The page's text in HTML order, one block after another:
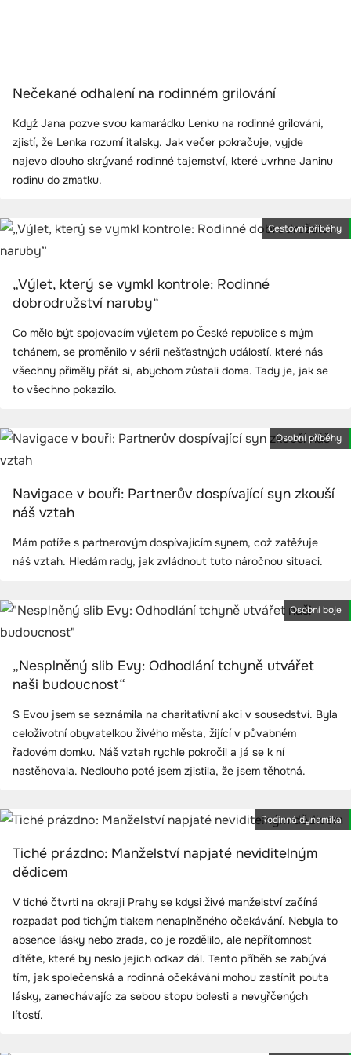
Nečekané odhalení na rodinném grilování
Když Jana pozve svou kamarádku Lenku na rodinné grilování,
zjistí, že Lenka rozumí italsky. Jak večer pokračuje, vyjde
najevo dlouho skrývané rodinné tajemství, které uvrhne Janinu
rodinu do zmatku.
Cestovní příběhy
„Výlet, který se vymkl kontrole: Rodinné
dobrodružství naruby“
Co mělo být spojovacím výletem po České republice s mým
tchánem, se proměnilo v sérii nešťastných událostí, které nás
všechny přiměly přát si, abychom zůstali doma. Tady je, jak se
to všechno pokazilo.
Osobní příběhy
Navigace v bouři: Partnerův dospívající syn zkouší
náš vztah
Mám potíže s partnerovým dospívajícím synem, což zatěžuje
náš vztah. Hledám rady, jak zvládnout tuto náročnou situaci.
Osobní boje
„Nesplněný slib Evy: Odhodlání tchyně utvářet
naši budoucnost“
S Evou jsem se seznámila na charitativní akci v sousedství. Byla
celoživotní obyvatelkou živého města, žijící v půvabném
řadovém domku. Náš vztah rychle pokročil a já se k ní
nastěhovala. Nedlouho poté jsem zjistila, že jsem těhotná.
Rodinná dynamika
Tiché prázdno: Manželství napjaté neviditelným
dědicem
V tiché čtvrti na okraji Prahy se kdysi živé manželství začíná
rozpadat pod tichým tlakem nenaplněného očekávání. Nebyla to
absence lásky nebo zrada, co je rozdělilo, ale nepřítomnost
dítěte, které by neslo jejich odkaz dál. Tento příběh se zabývá
tím, jak společenská a rodinná očekávání mohou zastínit pouta
lásky, zanechávajíc za sebou stopu bolesti a nevyřčených
lítostí.